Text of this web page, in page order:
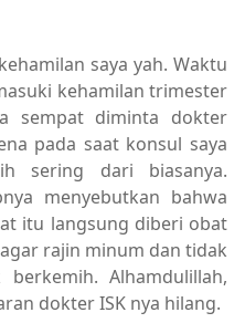
saya yah. Waktu
kehamilan trimester
sempat diminta dokter
pada saat konsul saya
sering dari biasanya.
menyebutkan bahwa
itu langsung diberi obat
rajin minum dan tidak
Alhamdulillah,
dokter ISK nya hilang.